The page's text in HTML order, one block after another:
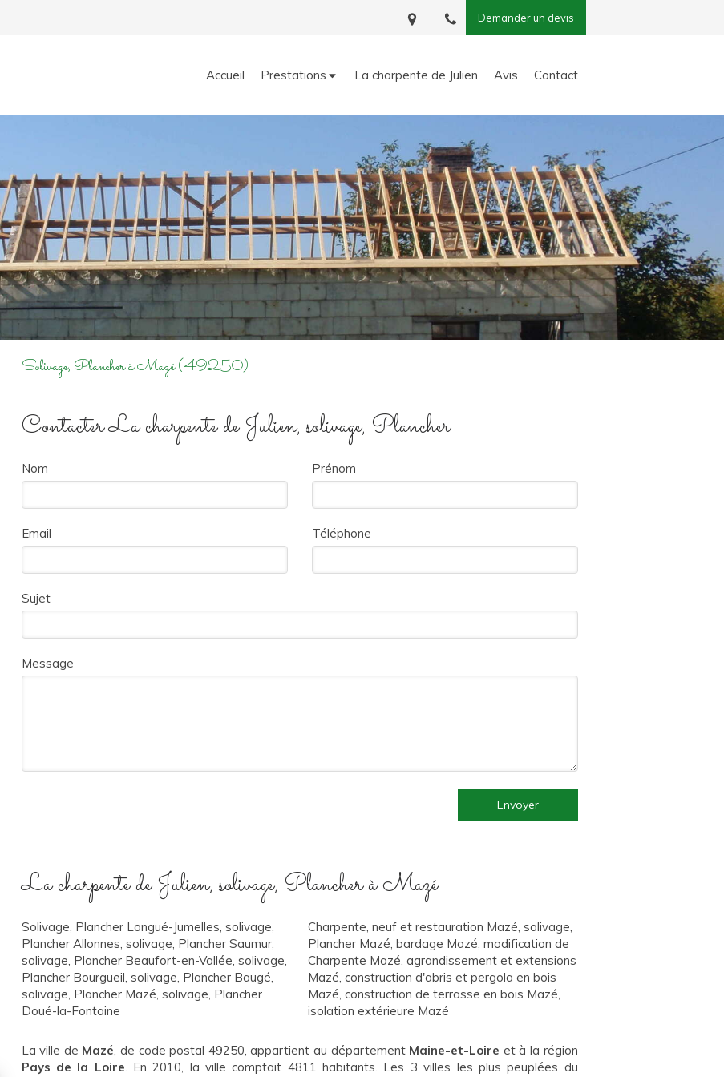
Demander un devis
Accueil Prestations La charpente de Julien Avis Contact
Solivage, Plancher à Mazé (49250)
Contacter La charpente de Julien, solivage, Plancher
Nom Prénom
Email Téléphone
Sujet
Message
Envoyer
La charpente de Julien, solivage, Plancher à Mazé
Solivage, Plancher Longué-Jumelles, solivage,
Plancher Allonnes, solivage, Plancher Saumur,
solivage, Plancher Beaufort-en-Vallée, solivage,
Plancher Bourgueil, solivage, Plancher Baugé,
solivage, Plancher Mazé, solivage, Plancher
Doué-la-Fontaine
Charpente, neuf et restauration Mazé, solivage,
Plancher Mazé, bardage Mazé, modification de
Charpente Mazé, agrandissement et extensions
Mazé, construction d'abris et pergola en bois
Mazé, construction de terrasse en bois Mazé,
isolation extérieure Mazé
La ville de Mazé, de code postal 49250, appartient au département Maine-et-Loire et à la région
Pays de la Loire. En 2010, la ville comptait 4811 habitants. Les 3 villes les plus peuplées du